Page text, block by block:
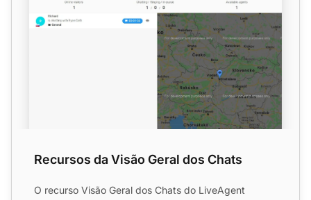
Recursos da Visão Geral dos Chats
O recurso Visão Geral dos Chats do LiveAgent